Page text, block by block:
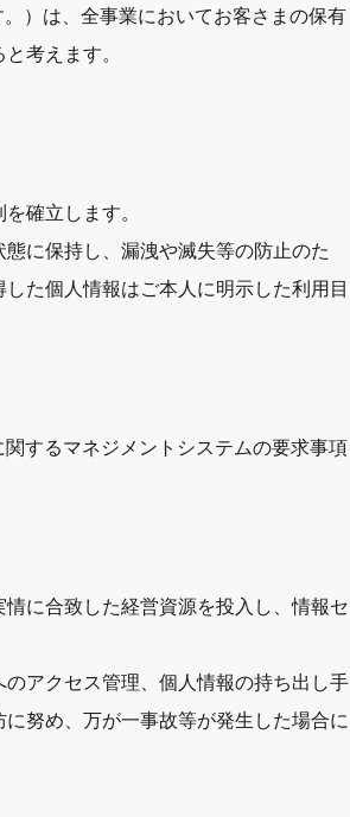
）は、全事業においてお客さまの保有
考えます。
確立します。
に保持し、漏洩や滅失等の防止のた
た個人情報はご本人に明示した利用目
するマネジメントシステムの要求事項
に合致した経営資源を投入し、情報セ
アクセス管理、個人情報の持ち出し手
努め、万が一事故等が発生した場合に